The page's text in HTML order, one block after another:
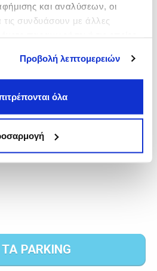
και αναλύσεων, οι
τις συνδυάσουν με άλλες
Προβολή λεπτομερειών
όλα
PARKING